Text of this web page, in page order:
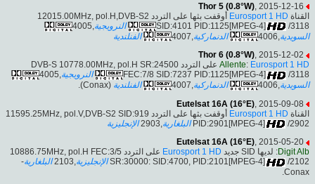
Thor 5 (0.8°W) , 2015-12-16
القناة Eurosport 1 HD
أوقفت بثها على التردد 12015.00MHz, pol.H,DVB-S2
SID:4101 PID:1125[MPEG-4]
/3118 النرويجية
السويدية
الدنماركية
الفنلندية
Thor 6 (0.8°W), 2015-12-02
Allente: Eurosport 1 HD
على التردد DVB-S 10778.00MHz, pol.H SR:24500
FEC:7/8 SID:7237 PID:1125[MPEG-4]
/3118 النرويجية,4005
السويدية,4006 الدنماركية,4007 الفنلندية (Conax).
Eutelsat 16A (16°E), 2015-09-08
القناة Eurosport 1 HD
أوقفت بثها على التردد 11595.25MHz, pol.V,DVB-S2 SID:919
PID:2901[MPEG-4]
/2902 البلغارية,2903
الإنجليزية
Eutelsat 16A (16°E), 2015-05-20
Digit Alb: لديها SID جديد Eurosport 1 HD
على التردد 10886.75MHz, pol.H FEC:3/5
SR:30000: SID:4700, PID:2101[MPEG-4]
/2102 الإنجليزية,2103 البلغارية-
Conax.